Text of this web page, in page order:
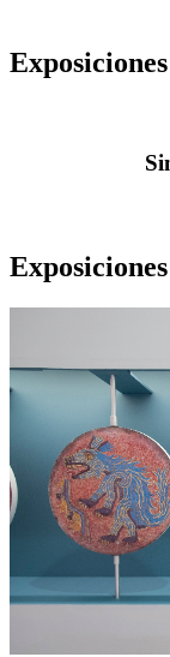
Exposiciones
Exposiciones